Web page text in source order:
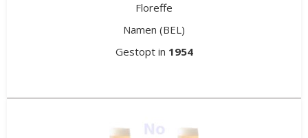
Floreffe
Namen (BEL)
Gestopt in 1954